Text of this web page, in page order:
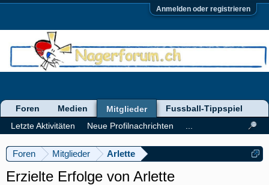
Anmelden oder registrieren
Foren Mitglieder Arlette
Erzielte Erfolge von Arlette
Foren Medien
Mitglieder
Letzte Aktivitäten
Neue Profilnachrichten
Fussball-Tippspiel